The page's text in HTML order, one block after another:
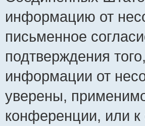
информацию от
письменное
подтверждения
информации от
уверены,
конференции, или